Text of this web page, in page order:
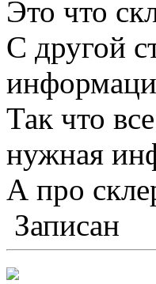
Это что
С другой
Так что
нужная
А про
Записан